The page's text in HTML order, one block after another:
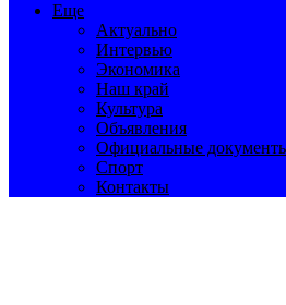
Еще
Актуально
Интервью
Экономика
Наш край
Культура
Объявления
Официальные
Спорт
Контакты